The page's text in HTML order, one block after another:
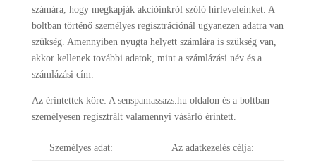
számára, hogy megkapják akcióinkról szóló hírleveleinket. A
boltban történő személyes regisztrációnál ugyanezen adatra van
szükség. Amennyiben nyugta helyett számlára is szükség van,
akkor kellenek további adatok, mint a számlázási név és a
számlázási cím.
Az érintettek köre: A senspamassazs.hu oldalon és a boltban
személyesen regisztrált valamennyi vásárló érintett.
Személyes adat: Az adatkezelés célja: